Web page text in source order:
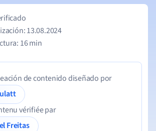
13.08.2024
16 min
de contenido diseñado por
Hulatt
vérifiée par
Freitas